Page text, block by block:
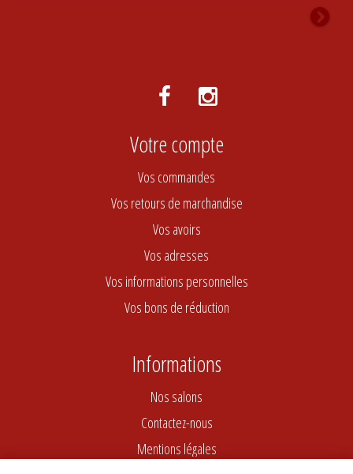
Votre compte
Vos commandes
Vos retours de marchandise
Vos avoirs
Vos adresses
Vos informations personnelles
Vos bons de réduction
Informations
Nos salons
Contactez-nous
Mentions légales